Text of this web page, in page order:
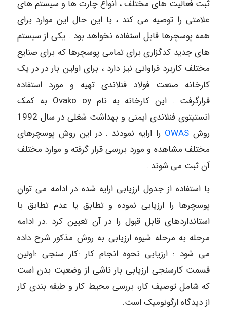
ثبت فعالیت های مختلف ، انواع چارت ها و سیستم های
علامتی را توصیه می کند ، با این حال این موارد برای
همه پوسچرها قابل استفاده نخواهد بود . یکی از سیستم
های جدید کدگزاری برای تمامی پوسچرها که برای صنایع
مختلف کاربرد فراوانی نیز دارد ، برای اولین بار در در یک
کارخانه صنعت فولاد فنلاندی تهیه و مورد استفاده
قرارگرفت . این کارخانه به نام Ovako oy به کمک
انستیتوی فنلاندی ایمنی و بهداشت شغلی در سال 1992
روش OWAS را ارایه نمودند . در این روش پوسچرهای
مختلف مشاهده و مورد بررسی قرار گرفته و موارد مختلف
آن ثبت می شوند .
با استفاده از جدول ارزیابی ارایه شده در ادامه می توان
پوسچرها را ارزیابی نموده و تطابق یا عدم تطابق با
استانداردهای قابل قبول را در آن تعیین کرد .در ادامه
مرحله به مرحله شیوه ارزیابی به روش مذکور شرح داده
می شود : ارزیابی نحوه انجام کار :کار سنجی :اولین
قسمت کارسنجی ارزیابی بار ناشی از وضعیت بدن است
که شامل توصیف کار، بررسی محیط کار و طبقه بندی کار
از دیدگاه ارگونومیک است.